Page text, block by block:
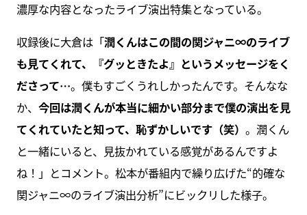
濃厚な内容となったライブ演出特集となっている。
収録後に大倉は「潤くんはこの間の関ジャニ∞のライブ
も見てくれて、『グッときたよ』というメッセージをく
ださって…。僕もすごくうれしかったんです。そんなな
か、 今回は潤くんが本当に細かい部分まで僕の演出を見
てくれていたと知って、恥ずかしいです（笑） 。潤くん
と一緒にいると、見抜かれている感覚があるんですよ
ね！」とコメント。松本が番組内で繰り広げた“的確な
関ジャニ∞のライブ演出分析”にビックリした様子。